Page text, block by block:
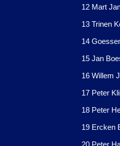
12 Mart
13 Trinen
14
15 Jan
16 Willem
17 Peter
18 Peter
19 Ercken